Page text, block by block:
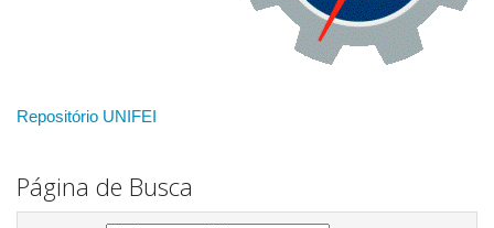
Repositório UNIFEI
Página de Busca